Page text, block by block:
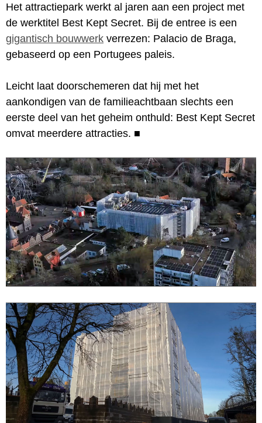
Het attractiepark werkt al jaren aan een project met
de werktitel Best Kept Secret. Bij de entree is een
gigantisch bouwwerk verrezen: Palacio de Braga,
gebaseerd op een Portugees paleis.
Leicht laat doorschemeren dat hij met het
aankondigen van de familieachtbaan slechts een
eerste deel van het geheim onthuld: Best Kept Secret
omvat meerdere attracties. ■